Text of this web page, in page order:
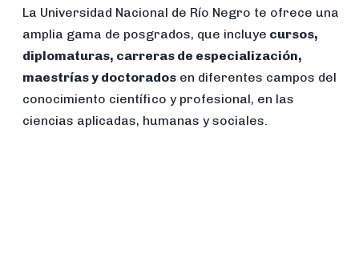
La Universidad Nacional de Río Negro te ofrece una
amplia gama de posgrados, que incluye cursos,
diplomaturas, carreras de especialización,
maestrías y doctorados en diferentes campos del
conocimiento científico y profesional, en las
ciencias aplicadas, humanas y sociales.